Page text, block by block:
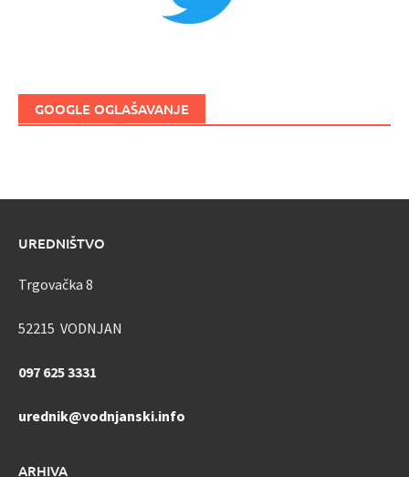
GOOGLE OGLAŠAVANJE
UREDNIŠTVO
Trgovačka 8
52215 VODNJAN
097 625 3331
urednik@vodnjanski.info
ARHIVA